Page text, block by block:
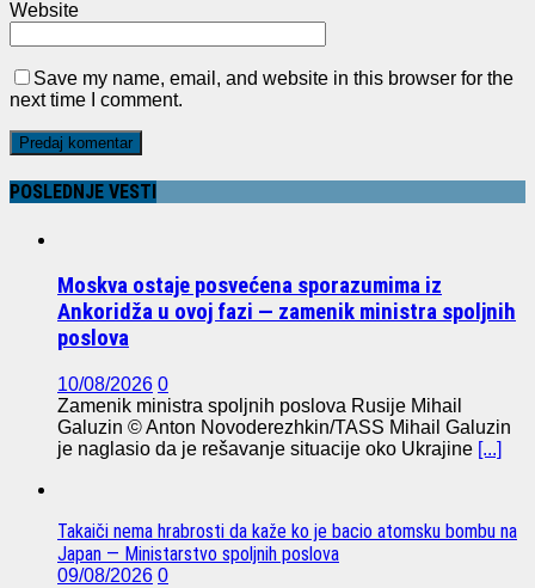
Website
Save my name, email, and website in this browser for the
next time I comment.
POSLEDNJE VESTI
Moskva ostaje posvećena sporazumima iz
Ankoridža u ovoj fazi — zamenik ministra spoljnih
poslova
10/08/2026 0
Zamenik ministra spoljnih poslova Rusije Mihail
Galuzin © Anton Novoderezhkin/TASS Mihail Galuzin
je naglasio da je rešavanje situacije oko Ukrajine [...]
Takaiči nema hrabrosti da kaže ko je bacio atomsku bombu na
Japan — Ministarstvo spoljnih poslova
09/08/2026 0